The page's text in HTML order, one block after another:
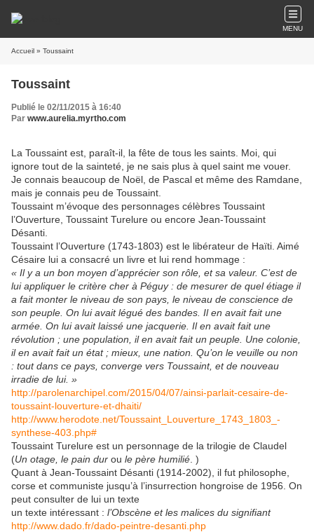
MENU
Accueil » Toussaint
Toussaint
Publié le 02/11/2015 à 16:40
Par www.aurelia.myrtho.com
La Toussaint est, paraît-il, la fête de tous les saints. Moi, qui
ignore tout de la sainteté, je ne sais plus à quel saint me vouer.
Je connais beaucoup de Noël, de Pascal et même des Ramdane,
mais je connais peu de Toussaint.
Toussaint m’évoque des personnages célèbres Toussaint
l’Ouverture, Toussaint Turelure ou encore Jean-Toussaint
Désanti.
Toussaint l’Ouverture (1743-1803) est le libérateur de Haïti. Aimé
Césaire lui a consacré un livre et lui rend hommage :
« Il y a un bon moyen d’apprécier son rôle, et sa valeur. C’est de
lui appliquer le critère cher à Péguy : de mesurer de quel étiage il
a fait monter le niveau de son pays, le niveau de conscience de
son peuple. On lui avait légué des bandes. Il en avait fait une
armée. On lui avait laissé une jacquerie. Il en avait fait une
révolution ; une population, il en avait fait un peuple. Une colonie,
il en avait fait un état ; mieux, une nation. Qu’on le veuille ou non
: tout dans ce pays, converge vers Toussaint, et de nouveau
irradie de lui. »
http://parolenarchipel.com/2015/04/07/ainsi-parlait-cesaire-de-
toussaint-louverture-et-dhaiti/
http://www.herodote.net/Toussaint_Louverture_1743_1803_-
synthese-403.php#
Toussaint Turelure est un personnage de la trilogie de Claudel
(Un otage, le pain dur ou le père humilié . )
Quant à Jean-Toussaint Désanti (1914-2002), il fut philosophe,
corse et communiste jusqu’à l’insurrection hongroise de 1956. On
peut consulter de lui un texte
un texte intéressant : l’Obscène et les malices du signifiant
http://www.dado.fr/dado-peintre-desanti.php